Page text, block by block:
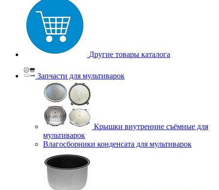
Другие товары каталога
Запчасти для мультиварок
Крышки внутренние съёмные для
мультиварок
Влагосборники конденсата для мультиварок